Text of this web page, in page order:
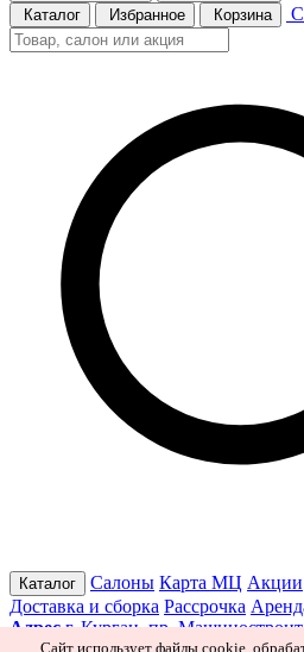
Каталог
Избранное Корзина
Каталог Салоны Карта МЦ Акции
Доставка и сборка Рассрочка
Адрес г. Курган, пр.
Сайт использует файлы cookie,